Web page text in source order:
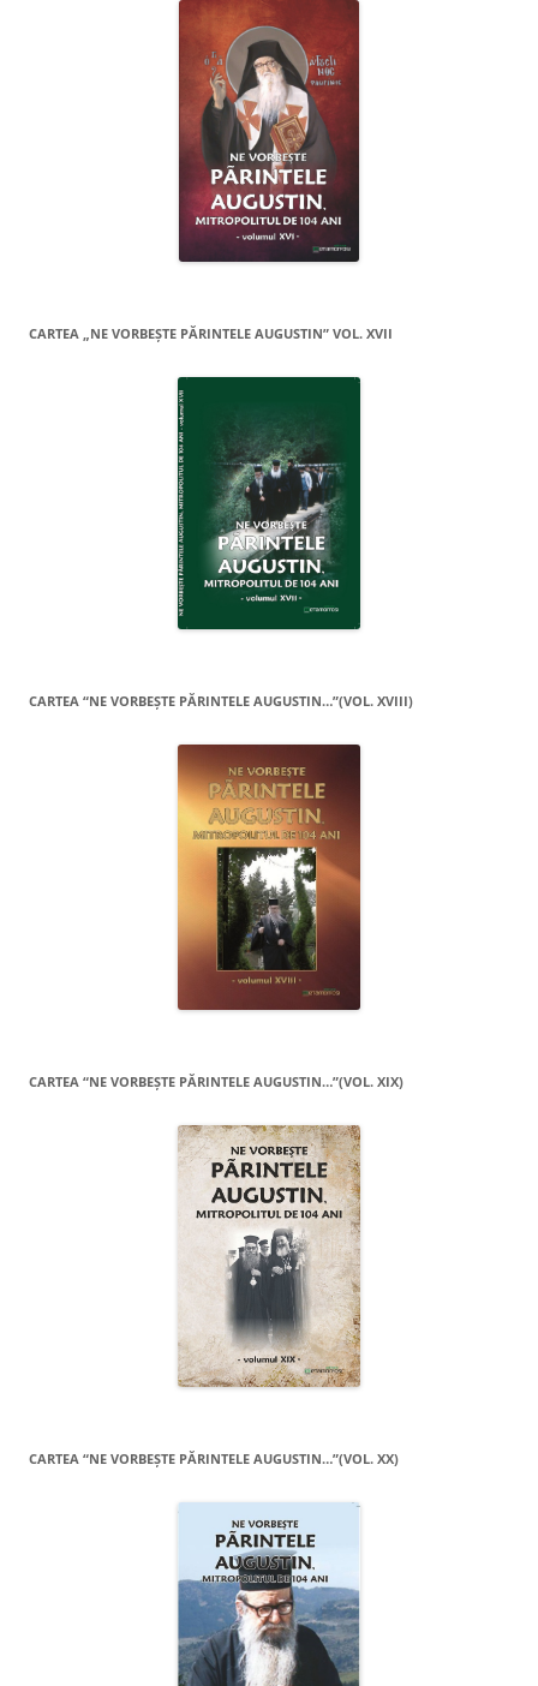
CARTEA „NE VORBEŞTE PĂRINTELE AUGUSTIN” VOL. XVII
CARTEA “NE VORBEŞTE PĂRINTELE AUGUSTIN…”(VOL. XVIII)
CARTEA “NE VORBEŞTE PĂRINTELE AUGUSTIN…”(VOL. XIX)
CARTEA “NE VORBEŞTE PĂRINTELE AUGUSTIN…”(VOL. XX)